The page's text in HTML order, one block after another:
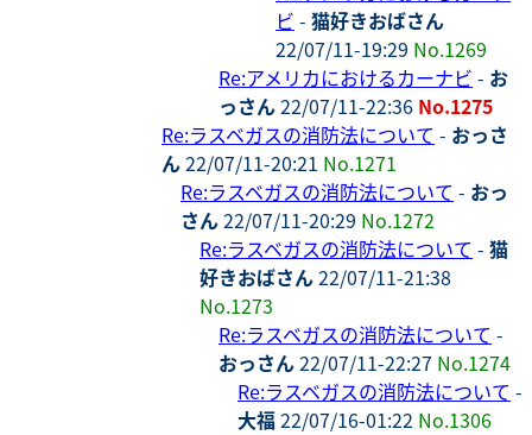
ビ - 猫好きおばさん
22/07/11-19:29 No.1269
Re:アメリカにおけるカーナビ - お
っさん22/07/11-22:36 No.1275
Re:ラスベガスの消防法について - おっさ
ん22/07/11-20:21 No.1271
Re:ラスベガスの消防法について - おっ
さん22/07/11-20:29 No.1272
Re:ラスベガスの消防法について - 猫
好きおばさん22/07/11-21:38
No.1273
Re:ラスベガスの消防法について -
おっさん22/07/11-22:27 No.1274
Re:ラスベガスの消防法について -
大福22/07/16-01:22 No.1306